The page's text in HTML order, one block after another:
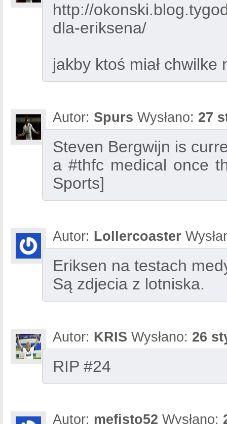
http://
dla-eriksena/
jakby ktoś miał
Autor: Spurs Wysłano: 27
Steven Bergwijn is
a #thfc medical once
Sports]
Autor: Lollercoaster
Eriksen na testach
Są zdjecia z lotniska.
Autor: KRIS Wysłano: 26
RIP #24
Autor: mefisto52 Wysłano: